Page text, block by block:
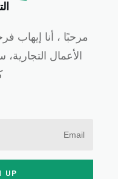
مرحبًا ، أنا إيهاب
الأعمال التجارية،
UP